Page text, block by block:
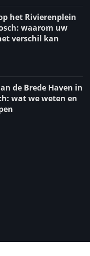
het Rivierenplein
waarom uw
verschil kan
de Brede Haven in
wat we weten en